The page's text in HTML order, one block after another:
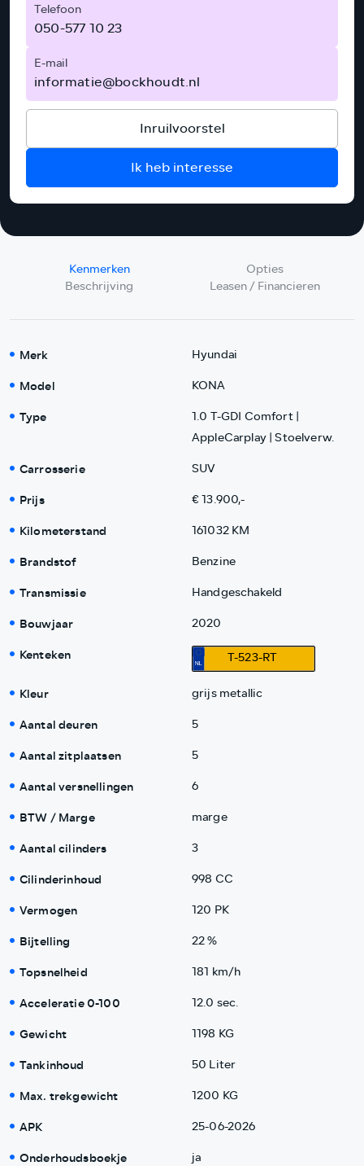
Telefoon
050-577 10 23
E-mail
informatie@bockhoudt.nl
Inruilvoorstel
Ik heb interesse
Kenmerken
Opties
Beschrijving
Leasen / Financieren
Merk Hyundai
Model KONA
Type
1.0 T-GDI Comfort |
AppleCarplay | Stoelverw.
Carrosserie SUV
Prijs € 13.900,-
Kilometerstand 161032 KM
Brandstof Benzine
Transmissie Handgeschakeld
Bouwjaar 2020
Kenteken T-523-RT
Kleur grijs metallic
Aantal deuren 5
Aantal zitplaatsen 5
Aantal versnellingen 6
BTW / Marge marge
Aantal cilinders 3
Cilinderinhoud 998 CC
Vermogen 120 PK
Bijtelling 22 %
Topsnelheid 181 km/h
Acceleratie 0-100 12.0 sec.
Gewicht 1198 KG
Tankinhoud 50 Liter
Max. trekgewicht 1200 KG
APK 25-06-2026
Onderhoudsboekje ja